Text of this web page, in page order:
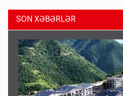
SON XƏBƏRLƏR